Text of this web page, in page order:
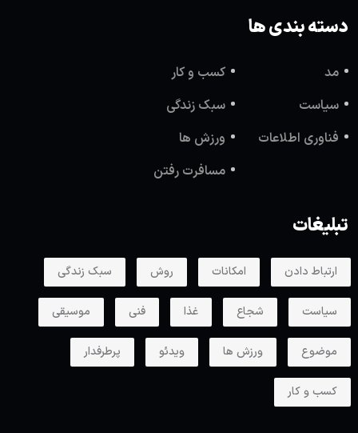
دسته بندی ها
کسب و کار
مد
سبک زندگی
سیاست
ورزش ها
فناوری اطلاعات
مسافرت رفتن
تبلیغات
ارتباط دادن امکانات روش سبک زندگی
سیاست شجاع غذا فنی موسیقی
موضوع ورزش ها ویدئو پرطرفدار
کسب و کار